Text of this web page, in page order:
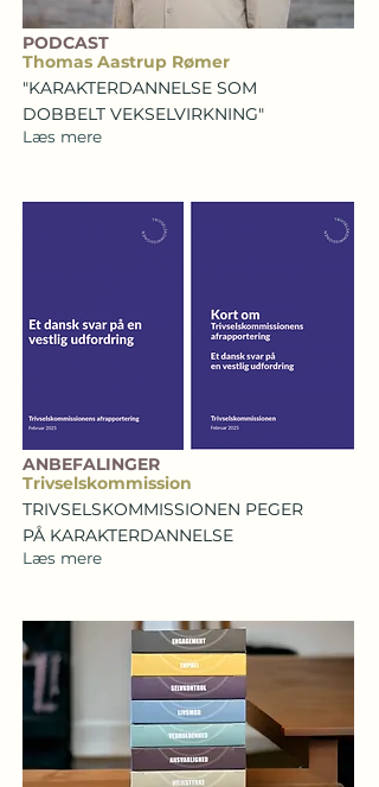
PODCAST
Thomas Aastrup Rømer
"KARAKTERDANNELSE SOM
DOBBELT VEKSELVIRKNING"
Læs mere
ANBEFALINGER
Trivselskommission
TRIVSELSKOMMISSIONEN PEGER
PÅ KARAKTERDANNELSE
Læs mere